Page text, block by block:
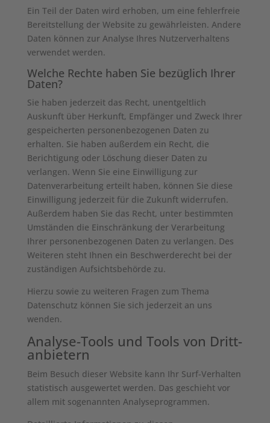
Ein Teil der Daten wird erhoben, um eine fehlerfreie
Bereitstellung der Website zu gewährleisten. Andere
Daten können zur Analyse Ihres Nutzerverhaltens
verwendet werden.
Welche Rechte haben Sie bezüglich Ihrer
Daten?
Sie haben jederzeit das Recht, unentgeltlich
Auskunft über Herkunft, Empfänger und Zweck Ihrer
gespeicherten personenbezogenen Daten zu
erhalten. Sie haben außerdem ein Recht, die
Berichtigung oder Löschung dieser Daten zu
verlangen. Wenn Sie eine Einwilligung zur
Datenverarbeitung erteilt haben, können Sie diese
Einwilligung jederzeit für die Zukunft widerrufen.
Außerdem haben Sie das Recht, unter bestimmten
Umständen die Einschränkung der Verarbeitung
Ihrer personenbezogenen Daten zu verlangen. Des
Weiteren steht Ihnen ein Beschwerderecht bei der
zuständigen Aufsichtsbehörde zu.
Hierzu sowie zu weiteren Fragen zum Thema
Datenschutz können Sie sich jederzeit an uns
wenden.
Analyse-Tools und Tools von Dritt­
anbietern
Beim Besuch dieser Website kann Ihr Surf-Verhalten
statistisch ausgewertet werden. Das geschieht vor
allem mit sogenannten Analyseprogrammen.